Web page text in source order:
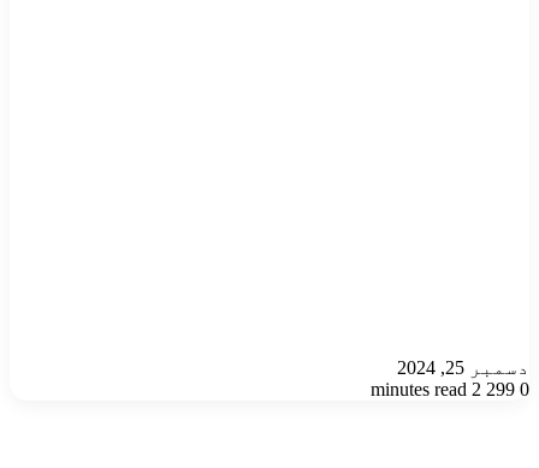
دسمبر 25, 2024
0
2 minutes read